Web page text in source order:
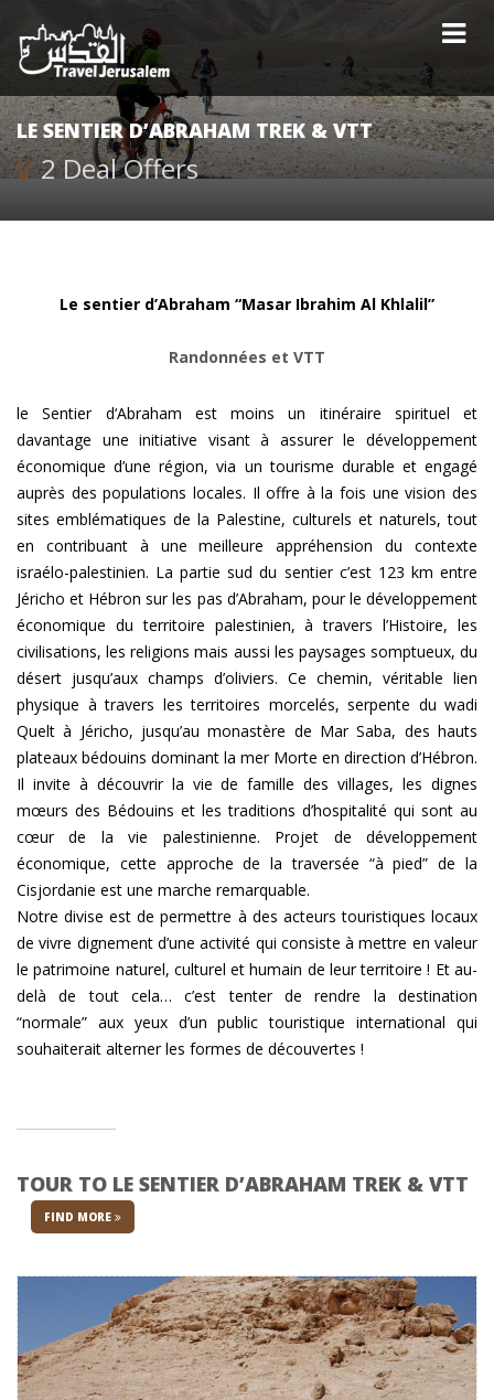
LE SENTIER D’ABRAHAM TREK & VTT
2 Deal Offers
Le sentier d’Abraham “Masar Ibrahim Al Khlalil”
Randonnées et VTT
le Sentier d‘Abraham est moins un itinéraire spirituel et
davantage une initiative visant à assurer le développement
économique d’une région, via un tourisme durable et engagé
auprès des populations locales. Il offre à la fois une vision des
sites emblématiques de la Palestine, culturels et naturels, tout
en contribuant à une meilleure appréhension du contexte
israélo-palestinien. La partie sud du sentier c’est 123 km entre
Jéricho et Hébron sur les pas d’Abraham, pour le développement
économique du territoire palestinien, à travers l’Histoire, les
civilisations, les religions mais aussi les paysages somptueux, du
désert jusqu’aux champs d’oliviers. Ce chemin, véritable lien
physique à travers les territoires morcelés, serpente du wadi
Quelt à Jéricho, jusqu’au monastère de Mar Saba, des hauts
plateaux bédouins dominant la mer Morte en direction d’Hébron.
Il invite à découvrir la vie de famille des villages, les dignes
mœurs des Bédouins et les traditions d’hospitalité qui sont au
cœur de la vie palestinienne. Projet de développement
économique, cette approche de la traversée “à pied” de la
Cisjordanie est une marche remarquable.
Notre divise est de permettre à des acteurs touristiques locaux
de vivre dignement d’une activité qui consiste à mettre en valeur
le patrimoine naturel, culturel et humain de leur territoire ! Et au-
delà de tout cela… c’est tenter de rendre la destination
“normale” aux yeux d’un public touristique international qui
souhaiterait alterner les formes de découvertes !
TOUR TO LE SENTIER D’ABRAHAM TREK & VTT
FIND MORE